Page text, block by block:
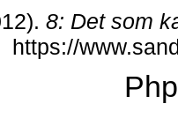
8: Det som
https://